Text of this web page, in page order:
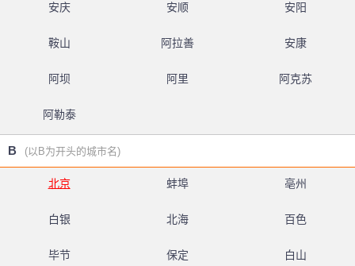
安庆 安顺 安阳
鞍山 阿拉善 安康
阿坝 阿里 阿克苏
阿勒泰
B (以B为开头的城市名)
北京 蚌埠 亳州
白银 北海 百色
毕节 保定 白山